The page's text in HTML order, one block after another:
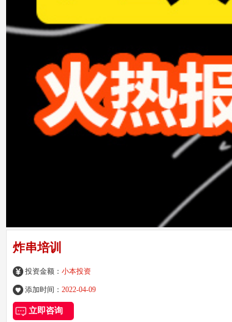
炸串培训
投资金额： 小本投资
添加时间： 2022-04-09
立即咨询